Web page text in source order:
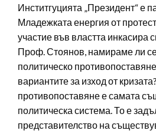
Инститгуцията „Президент“ е
Младежката енергия от
участие във властта инкасира
Проф. Стоянов, намираме ли
политическо
вариантите за изход от
противопоставяне е самата
политическа система. То е
представителство на